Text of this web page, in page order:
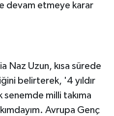
devam etmeye karar
Naz Uzun, kısa sürede
belirterek, '4 yıldır
senemde milli takıma
Avrupa Genç